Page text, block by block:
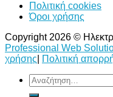
Πολιτική cookies
Όροι χρήσης
Copyright 2026 ©
Professional Web
χρήσης
Πολιτική
Αναζήτηση
για: